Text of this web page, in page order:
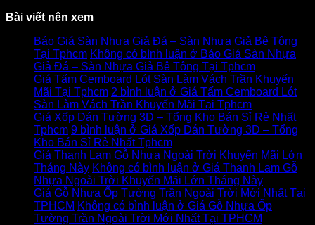
Bài viết nên xem
Báo Giá Sàn Nhựa Giả Đá – Sàn Nhựa Giả Bê Tông
Tại Tphcm Không có bình luận ở Báo Giá Sàn Nhựa
Giả Đá – Sàn Nhựa Giả Bê Tông Tại Tphcm
Giá Tấm Cemboard Lót Sàn Làm Vách Trần Khuyến
Mãi Tại Tphcm 2 bình luận ở Giá Tấm Cemboard Lót
Sàn Làm Vách Trần Khuyến Mãi Tại Tphcm
Giá Xốp Dán Tường 3D – Tổng Kho Bán Sỉ Rẻ Nhất
Tphcm 9 bình luận ở Giá Xốp Dán Tường 3D – Tổng
Kho Bán Sỉ Rẻ Nhất Tphcm
Giá Thanh Lam Gỗ Nhựa Ngoài Trời Khuyến Mãi Lớn
Tháng Này Không có bình luận ở Giá Thanh Lam Gỗ
Nhựa Ngoài Trời Khuyến Mãi Lớn Tháng Này
Giá Gỗ Nhựa Ốp Tường Trần Ngoài Trời Mới Nhất Tại
TPHCM Không có bình luận ở Giá Gỗ Nhựa Ốp
Tường Trần Ngoài Trời Mới Nhất Tại TPHCM